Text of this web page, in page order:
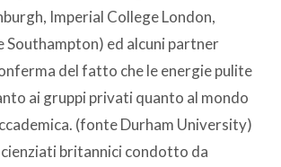
Imperial College London,
Southampton) ed alcuni partner
del fatto che le energie pulite
ai gruppi privati quanto al mondo
(fonte Durham University)
britannici condotto da